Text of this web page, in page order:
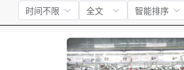
时间不限 全文 智能排序